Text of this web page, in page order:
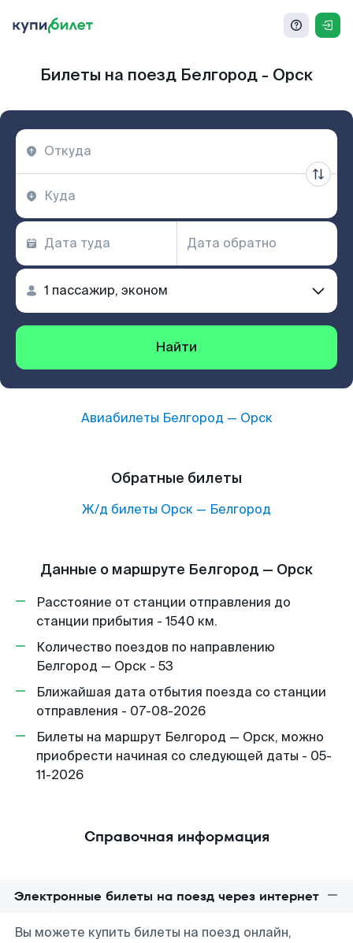
Билеты на поезд Белгород - Орск
Найти
Авиабилеты Белгород — Орск
Обратные билеты
Ж/д билеты Орск — Белгород
Данные о маршруте Белгород — Орск
Расстояние от станции отправления до
станции прибытия - 1540 км.
Количество поездов по направлению
Белгород — Орск - 53
Ближайшая дата отбытия поезда со станции
отправления - 07-08-2026
Билеты на маршрут Белгород — Орск, можно
приобрести начиная со следующей даты - 05-
11-2026
Справочная информация
Электронные билеты на поезд через интернет
Вы можете купить билеты на поезд онлайн,